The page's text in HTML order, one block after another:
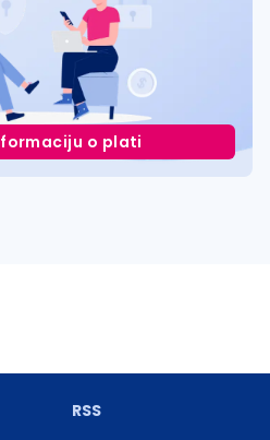
o plati
RSS